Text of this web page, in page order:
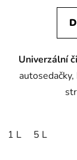
Univerzální
1 L 5 L